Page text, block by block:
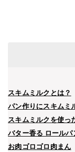
スキムミルクとは？
パン作りにスキムミ
スキムミルクを使っ
バター香る ロールパ
お肉ゴロゴロ肉まん